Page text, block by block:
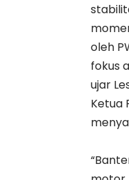
oleh
fokus
ujar
Ketua